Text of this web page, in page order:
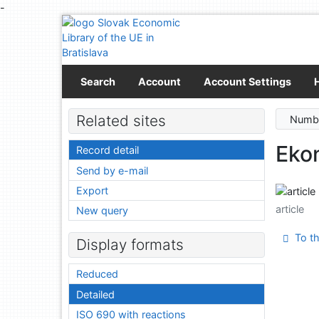
-
Go to content
Go to menu
Accessibility declaration
Search Account Account Settings
article
To
Related sites
Record detail
Send by e-mail
Export
New query
Display formats
Reduced
Detailed
ISO 690 with reactions